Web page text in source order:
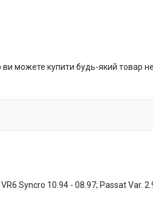
ви можете купити будь-який товар
Syncro 10.94 - 08.97; Passat Var.